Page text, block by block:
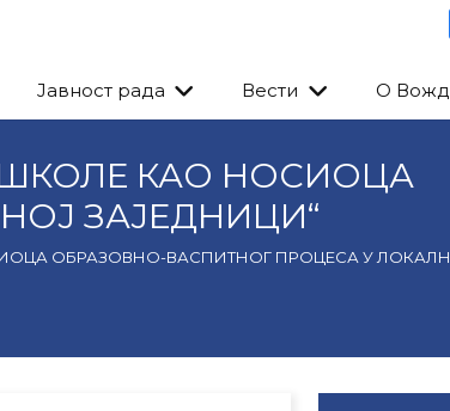
Јавност рада Вести О
КАО НОСИОЦА
ЗАЈЕДНИЦИ“
ОБРАЗОВНО-ВАСПИТНОГ ПРОЦЕСА У